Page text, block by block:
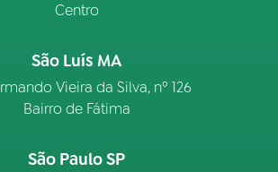
Centro
São Luís MA
Vieira da Silva, nº 126
Bairro de Fátima
São Paulo SP